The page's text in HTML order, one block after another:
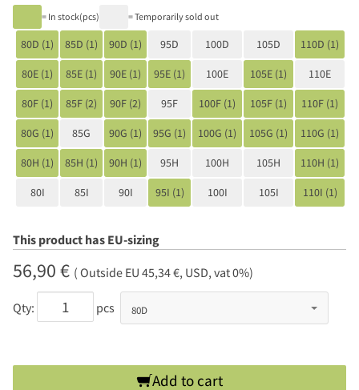
= In stock(pcs) = Temporarily sold out
80D (1) 85D (1) 90D (1) 95D 100D 105D 110D (1)
80E (1) 85E (1) 90E (1) 95E (1) 100E 105E (1) 110E
80F (1) 85F (2) 90F (2) 95F 100F (1) 105F (1) 110F (1)
80G (1) 85G 90G (1) 95G (1) 100G (1) 105G (1) 110G (1)
80H (1) 85H (1) 90H (1) 95H 100H 105H 110H (1)
80I 85I 90I 95I (1) 100I 105I 110I (1)
This product has EU-sizing
56,90 € ( Outside EU 45,34 €, USD, vat 0%)
Qty: pcs
Add to cart